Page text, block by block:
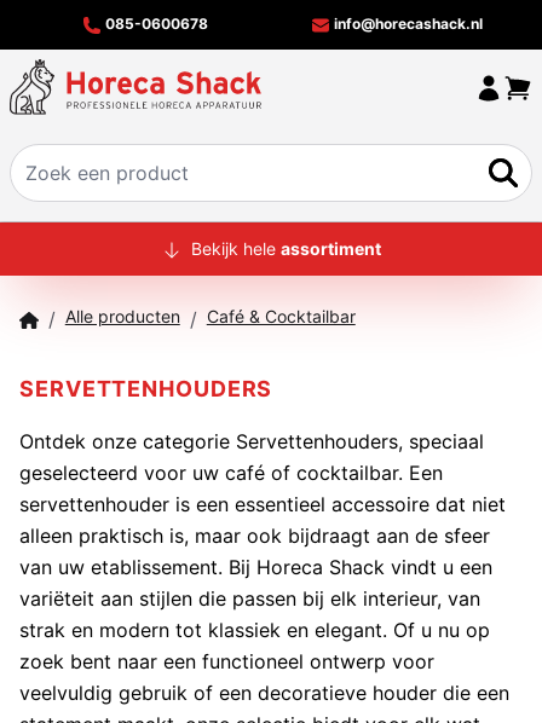
085-0600678 info@horecashack.nl
HOME
MERKEN
CONTACT
Bekijk hele assortiment
/ Alle producten / Café & Cocktailbar
SERVETTENHOUDERS
Ontdek onze categorie Servettenhouders, speciaal
geselecteerd voor uw café of cocktailbar. Een
servettenhouder is een essentieel accessoire dat niet
alleen praktisch is, maar ook bijdraagt aan de sfeer
van uw etablissement. Bij Horeca Shack vindt u een
variëteit aan stijlen die passen bij elk interieur, van
strak en modern tot klassiek en elegant. Of u nu op
zoek bent naar een functioneel ontwerp voor
veelvuldig gebruik of een decoratieve houder die een